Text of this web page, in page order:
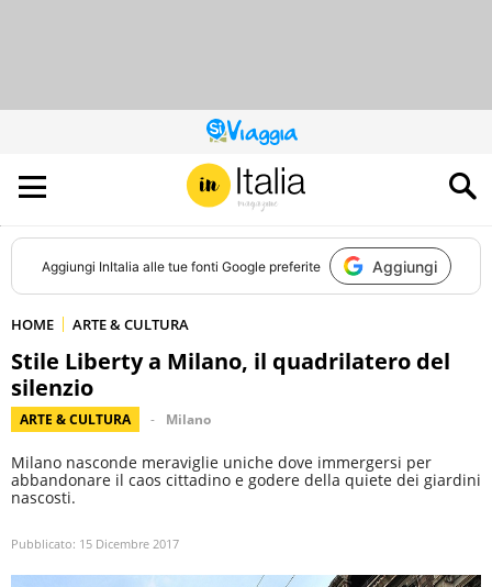
QUESTO
SITO
CONTRIBUISCE
ALL’AUDIENCE
DI
Aggiungi InItalia alle tue fonti Google preferite Aggiungi
HOME ARTE & CULTURA
Stile Liberty a Milano, il quadrilatero del
silenzio
ARTE & CULTURA Milano
Milano nasconde meraviglie uniche dove immergersi per
abbandonare il caos cittadino e godere della quiete dei giardini
nascosti.
Pubblicato: 15 Dicembre 2017